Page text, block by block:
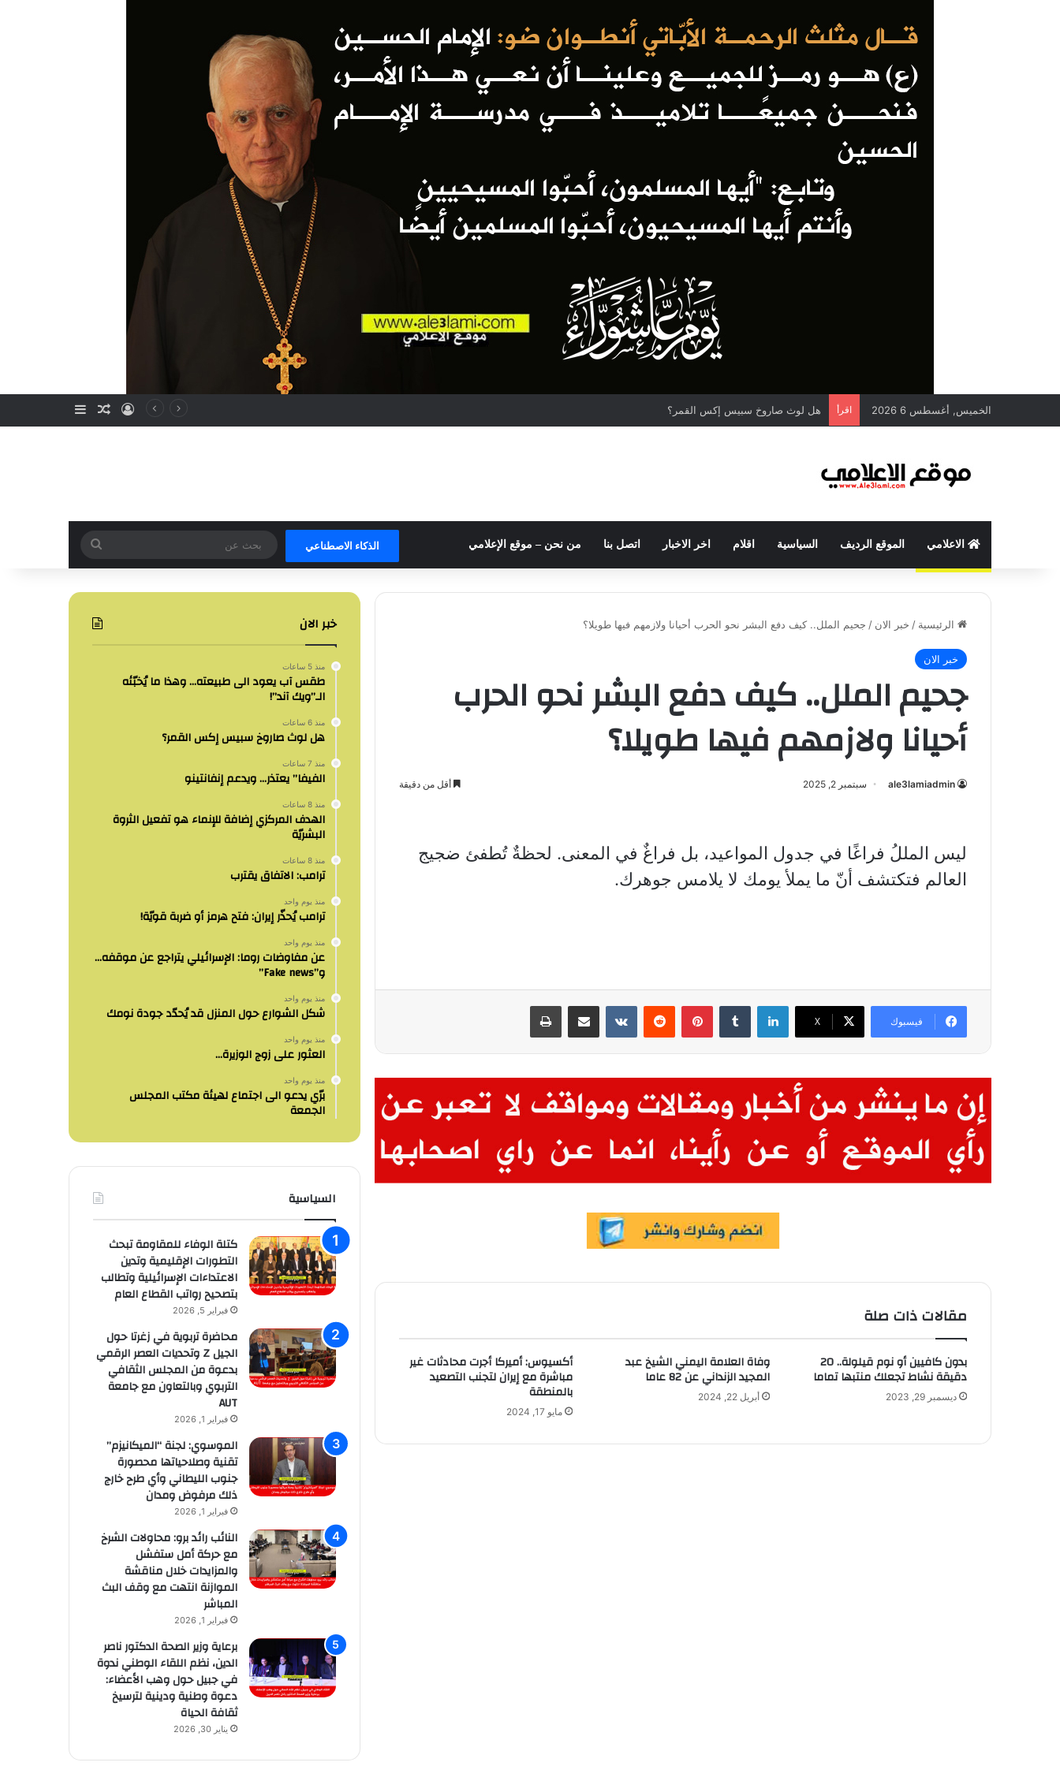
الخميس, أغسطس 6 2026 اقرأ هل لوث صاروخ سبيس إكس القمر؟ تسجيل الدخول
مقال عشوائي
إضافة عمود
الاعلامي الموقع الرديف السياسية اقلام اخر الاخبار اتصل بنا من نحن – موقع الإعلامي الذكاء الاصطناعي
بحث
عن
الرئيسية / خبر الان / جحيم الملل.. كيف دفع البشر نحو الحرب أحيانا ولازمهم فيها طويلا؟
خبر الان
جحيم الملل.. كيف دفع البشر نحو الحرب
أحيانا ولازمهم فيها طويلا؟
ale3lamiadmin سبتمبر 2, 2025 أقل من دقيقة
ليس المللُ فراغًا في جدول المواعيد، بل فراغٌ في المعنى. لحظةٌ تُطفئ ضجيج
العالم فتكتشف أنّ ما يملأ يومك لا يلامس جوهرك.
فيسبوك X
لينكدإن بينتيريست مشاركة عبر البريد طباعة
مقالات ذات صلة
بدون كافيين أو نوم قيلولة.. 20
دقيقة نشاط تجعلك منتبها تماما
ديسمبر 29, 2023
وفاة العلامة اليمني الشيخ عبد
المجيد الزنداني عن 82 عاما
أبريل 22, 2024
أكسيوس: أميركا أجرت محادثات غير
مباشرة مع إيران لتجنب التصعيد
بالمنطقة
مايو 17, 2024
خبر الان
منذ 5 ساعات
طقس آب يعود الى طبيعته… وهذا ما يُخبّئه
الـ”ويك آند”!
منذ 6 ساعات
هل لوث صاروخ سبيس إكس القمر؟
منذ 7 ساعات
الفيفا” يعتذر… ويدعم إنفانتينو
منذ 8 ساعات
الهدف المركزي إضافة للإنماء هو تفعيل الثروة
البشريّة
منذ 8 ساعات
ترامب: الاتفاق يقترب
منذ يوم واحد
ترامب يُحذّر إيران: فتح هرمز أو ضربة قويّة!
منذ يوم واحد
عن مفاوضات روما: الإسرائيلي يتراجع عن موقفه…
و”Fake news”
منذ يوم واحد
شكل الشوارع حول المنزل قد يُحدّد جودة نومك
منذ يوم واحد
العثور على زوج الوزيرة…
منذ يوم واحد
برّي يدعو الى اجتماع لهيئة مكتب المجلس
الجمعة
السياسية
كتلة الوفاء للمقاومة تبحث
التطورات الإقليمية وتدين
الاعتداءات الإسرائيلية وتطالب
بتصحيح رواتب القطاع العام
فبراير 5, 2026
محاضرة تربوية في زغرتا حول
الجيل Z وتحديات العصر الرقمي
بدعوة من المجلس الثقافي
التربوي وبالتعاون مع جامعة
AUT
فبراير 1, 2026
الموسوي: لجنة “الميكانيزم”
تقنية وصلاحياتها محصورة
جنوب الليطاني وأي طرح خارج
ذلك مرفوض ومدان
فبراير 1, 2026
النائب رائد برو: محاولات الشرخ
مع حركة أمل ستفشل
والمزايدات خلال مناقشة
الموازنة انتهت مع وقف البث
المباشر
فبراير 1, 2026
برعاية وزير الصحة الدكتور ناصر
الدين، نظم اللقاء الوطني ندوة
في جبيل حول وهب الأعضاء:
دعوة وطنية ودينية لترسيخ
ثقافة الحياة
يناير 30, 2026